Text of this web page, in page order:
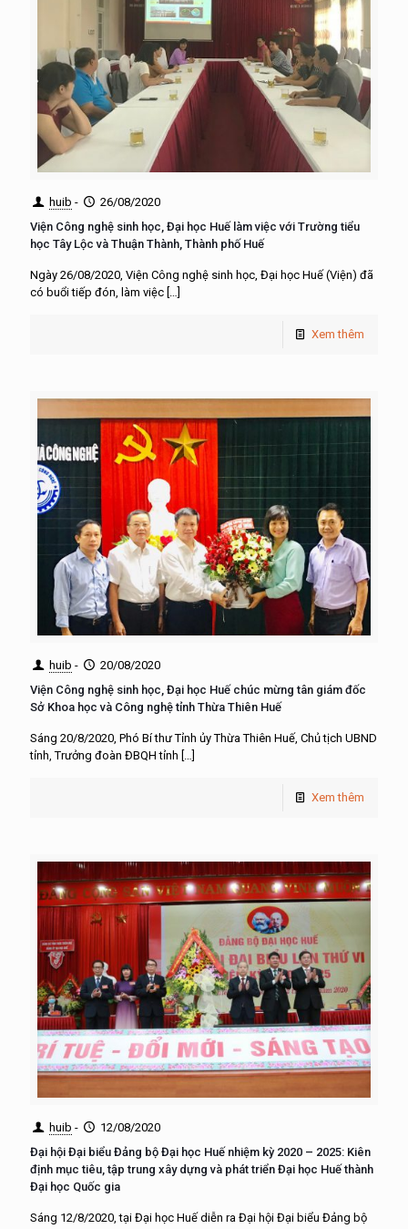
huib -
26/08/2020
Viện Công nghệ sinh học, Đại học Huế làm việc với Trường tiểu
học Tây Lộc và Thuận Thành, Thành phố Huế
Ngày 26/08/2020, Viện Công nghệ sinh học, Đại học Huế (Viện) đã
có buổi tiếp đón, làm việc […]
Xem thêm
huib -
20/08/2020
Viện Công nghệ sinh học, Đại học Huế chúc mừng tân giám đốc
Sở Khoa học và Công nghệ tỉnh Thừa Thiên Huế
Sáng 20/8/2020, Phó Bí thư Tỉnh ủy Thừa Thiên Huế, Chủ tịch UBND
tỉnh, Trưởng đoàn ĐBQH tỉnh […]
Xem thêm
huib -
12/08/2020
Đại hội Đại biểu Đảng bộ Đại học Huế nhiệm kỳ 2020 – 2025: Kiên
định mục tiêu, tập trung xây dựng và phát triển Đại học Huế thành
Đại học Quốc gia
Sáng 12/8/2020, tại Đại học Huế diễn ra Đại hội Đại biểu Đảng bộ